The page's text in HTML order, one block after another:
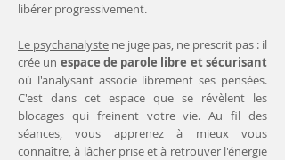
libérer progressivement.
Le psychanalyste ne juge pas, ne prescrit pas : il
crée un espace de parole libre et sécurisant
où l'analysant associe librement ses pensées.
C'est dans cet espace que se révèlent les
blocages qui freinent votre vie. Au fil des
séances, vous apprenez à mieux vous
connaître, à lâcher prise et à retrouver l'énergie